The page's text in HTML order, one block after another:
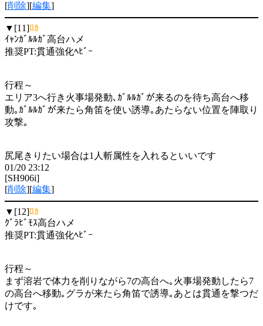
[削除][編集]
▼[11]ﾛｶ
ｲｬﾝｶﾞﾙﾙｶﾞ高台ハメ
推奨PT:貫通強化ﾍﾋﾞｰ
行程～
エリア3へ行き火事場発動､ｶﾞﾙﾙｶﾞが来るのを待ち高台へ移
動｡ｶﾞﾙﾙｶﾞが来たら角笛を使い誘導｡あたらない位置を陣取り
攻撃｡
尻尾きりたい場合は1人斬属性を入れるといいです
01/20 23:12
[SH906i]
[削除][編集]
▼[12]ﾛｶ
ｸﾞﾗﾋﾞﾓｽ高台ハメ
推奨PT:貫通強化ﾍﾋﾞｰ
行程～
まず溶岩で体力を削りながら7の高台へ｡火事場発動したら7
の高台へ移動｡グラが来たら角笛で誘導｡あとは貫通を撃つだ
けです｡